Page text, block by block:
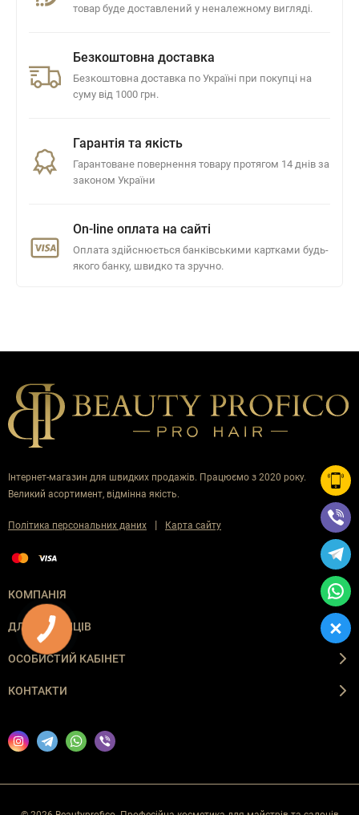
товар буде доставлений у неналежному вигляді.
Безкоштовна доставка
Безкоштовна доставка по Україні при покупці на
суму від 1000 грн.
Гарантія та якість
Гарантоване повернення товару протягом 14 днів за
законом України
On-line оплата на сайті
Оплата здійснюється банківськими картками будь-
якого банку, швидко та зручно.
Інтернет-магазин для швидких продажів. Працюємо з 2020 року.
Великий асортимент, відмінна якість.
Політика персональних даних | Карта сайту
КОМПАНІЯ
ДЛЯ ПОКУПЦІВ
ОСОБИСТИЙ КАБІНЕТ
КОНТАКТИ